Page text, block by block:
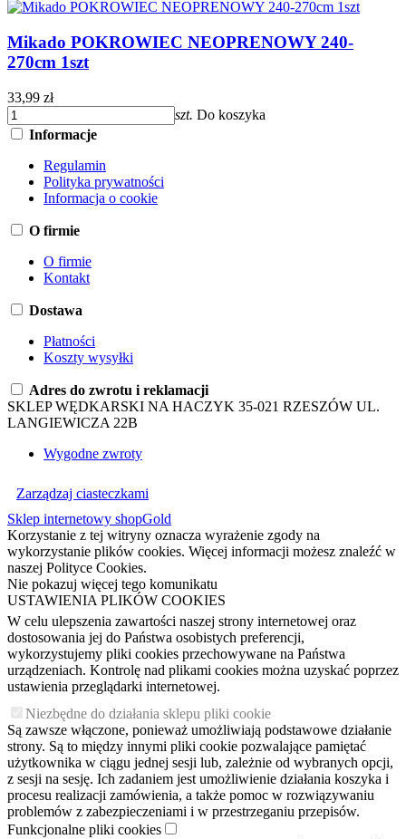
Mikado POKROWIEC NEOPRENOWY 240-
270cm 1szt
33,99 zł
szt. Do koszyka
Informacje
Regulamin
Polityka prywatności
Informacja o cookie
O firmie
O firmie
Kontakt
Dostawa
Płatności
Koszty wysyłki
Adres do zwrotu i reklamacji
SKLEP WĘDKARSKI NA HACZYK 35-021 RZESZÓW UL.
LANGIEWICZA 22B
Wygodne zwroty
Zarządzaj ciasteczkami
Sklep internetowy shopGold
Korzystanie z tej witryny oznacza wyrażenie zgody na
wykorzystanie plików cookies. Więcej informacji możesz znaleźć w
naszej Polityce Cookies.
Nie pokazuj więcej tego komunikatu
USTAWIENIA PLIKÓW COOKIES
W celu ulepszenia zawartości naszej strony internetowej oraz
dostosowania jej do Państwa osobistych preferencji,
wykorzystujemy pliki cookies przechowywane na Państwa
urządzeniach. Kontrolę nad plikami cookies można uzyskać poprzez
ustawienia przeglądarki internetowej.
Niezbędne do działania sklepu pliki cookie
Są zawsze włączone, ponieważ umożliwiają podstawowe działanie
strony. Są to między innymi pliki cookie pozwalające pamiętać
użytkownika w ciągu jednej sesji lub, zależnie od wybranych opcji,
z sesji na sesję. Ich zadaniem jest umożliwienie działania koszyka i
procesu realizacji zamówienia, a także pomoc w rozwiązywaniu
problemów z zabezpieczeniami i w przestrzeganiu przepisów.
Funkcjonalne pliki cookies